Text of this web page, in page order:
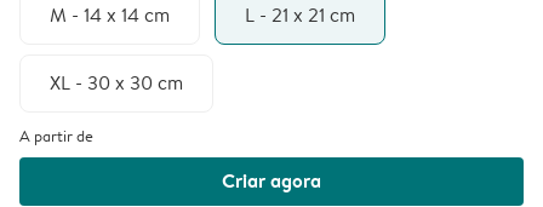
M - 14 x 14 cm L - 21 x 21 cm
XL - 30 x 30 cm
A partir de
Criar agora